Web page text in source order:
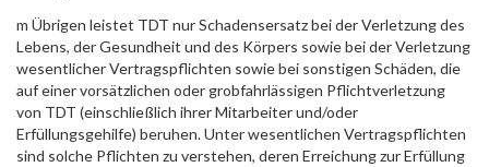
m Übrigen leistet TDT nur Schadensersatz bei der Verletzung des
Lebens, der Gesundheit und des Körpers sowie bei der Verletzung
wesentlicher Vertragspflichten sowie bei sonstigen Schäden, die
auf einer vorsätzlichen oder grobfahrlässigen Pflichtverletzung
von TDT (einschließlich ihrer Mitarbeiter und/oder
Erfüllungsgehilfe) beruhen. Unter wesentlichen Vertragspflichten
sind solche Pflichten zu verstehen, deren Erreichung zur Erfüllung